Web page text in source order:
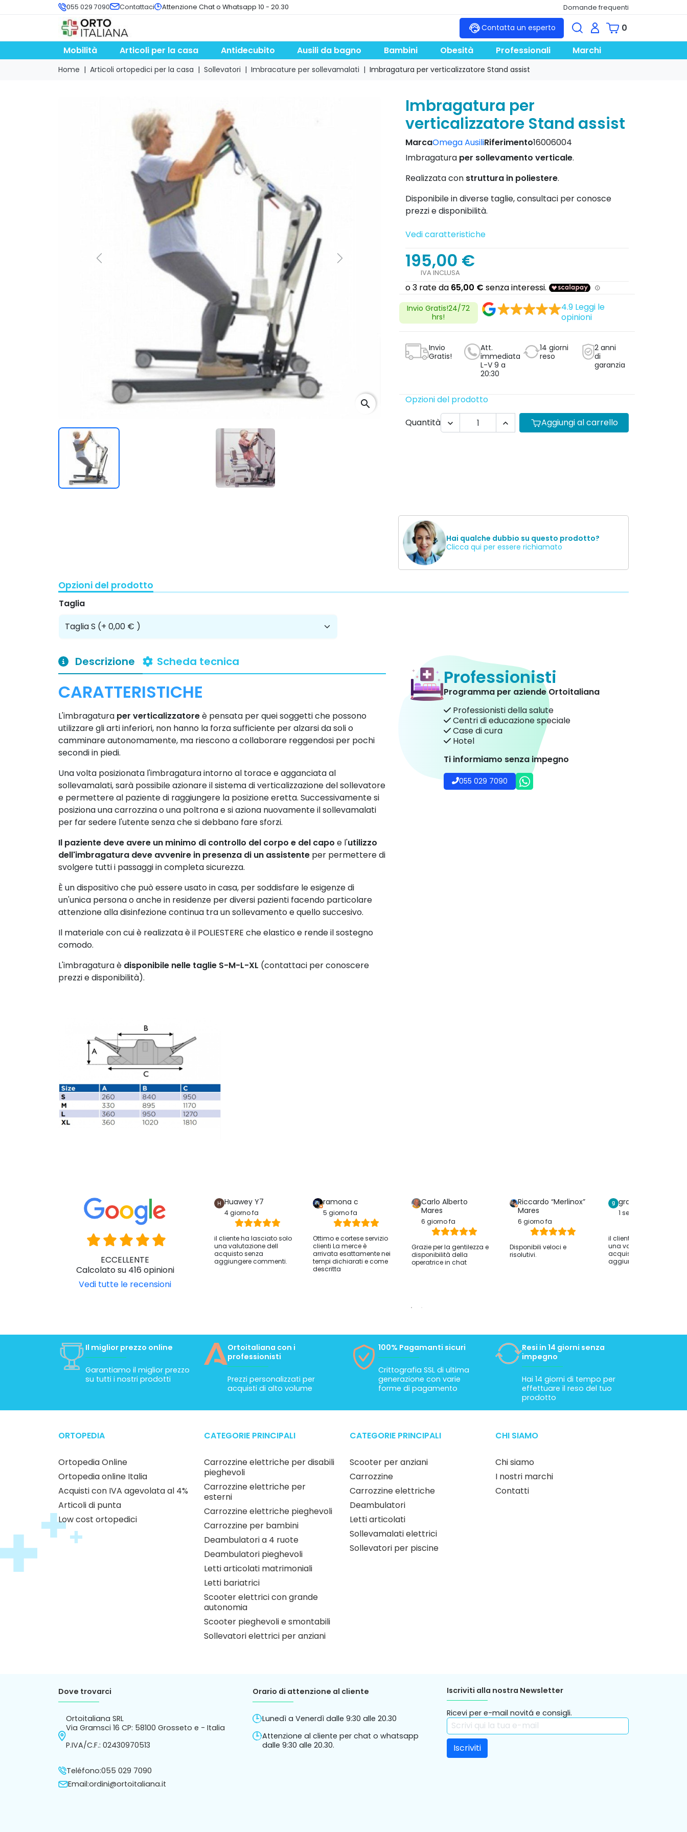
055 029 7090 Contattaci Attenzione Chat o Whatsapp 10 - 20.30 Domande frequenti
Contatta un esperto
0
Mobilità
Articoli per la casa Antidecubito Ausili da bagno Bambini Obesità Professionali Marchi
Home Articoli ortopedici per la casa Sollevatori Imbracature per sollevamalati Imbragatura per verticalizzatore Stand assist
Previous Next
search
Imbragatura per
verticalizzatore Stand assist
MarcaOmega AusiliRiferimento16006004
Imbragatura per sollevamento verticale.
Realizzata con struttura in poliestere.
Disponibile in diverse taglie, consultaci per conosce
prezzi e disponibilità.
Vedi caratteristiche
195,00 €
IVA INCLUSA
Invio Gratis!24/72
hrs!
4.9 Leggi le
opinioni
Invio
Gratis!
Att.
immediata
L-V 9 a
20:30
14 giorni
reso
2 anni
di
garanzia
Opzioni del prodotto
Quantità
  Aggiungi al carrello
Hai qualche dubbio su questo prodotto?
Clicca qui per essere richiamato
Opzioni del prodotto
Taglia
Professionisti
Programma per aziende Ortoitaliana
Professionisti della salute
Centri di educazione speciale
Case di cura
Hotel
Ti informiamo senza impegno
055 029 7090
Descrizione Scheda tecnica
CARATTERISTICHE
L'imbragatura per verticalizzatoreè pensata per quei soggetti che possono
utilizzare gli arti inferiori, non hanno la forza sufficiente per alzarsi da soli o
camminare autonomamente, ma riescono a collaborare reggendosi per pochi
secondi in piedi.
Una volta posizionata l'imbragatura intorno al torace e agganciata al
sollevamalati, sarà possibile azionare il sistema di verticalizzazione del sollevatore
e permettere al paziente di raggiungere la posizione eretta. Successivamente si
posiziona una carrozzina o una poltrona e si aziona nuovamente il sollevamalati
per far sedere l'utente senza che si debbano fare sforzi.
Il paziente deve avere un minimo di controllo del corpo e del capo e l'utilizzo
dell'imbragatura deve avvenire in presenza di un assistente per permettere di
svolgere tutti i passaggi in completa sicurezza.
È un dispositivo che può essere usato in casa, per soddisfare le esigenze di
un'unica persona o anche in residenze per diversi pazienti facendo particolare
attenzione alla disinfezione continua tra un sollevamento e quello succesivo.
Il materiale con cui è realizzata è il POLIESTERE che elastico e rende il sostegno
comodo.
L'imbragatura è disponibile nelle taglie S-M-L-XL (contattaci per conoscere
prezzi e disponibilità).
ECCELLENTE
Calcolato su 416 opinioni
Vedi tutte le recensioni
Huawey Y7
4 giorno fa
il cliente ha lasciato solo
una valutazione dell
acquisto senza
aggiungere commenti.
ramona c
5 giorno fa
Ottimo e cortese servizio
clienti La merce è
arrivata esattamente nei
tempi dichiarati e come
descritta
Carlo Alberto
Mares
6 giorno fa
Grazie per la gentilezza e
disponibilità della
operatrice in chat
Riccardo “Merlinox”
Mares
6 giorno fa
Disponibili veloci e
risolutivi.
graziella serreri
1 settimana fa
il cliente ha lasciato solo
una valutazione dell
acquisto senza
aggiungere commenti.
Il miglior prezzo online
Garantiamo il miglior prezzo
su tutti i nostri prodotti
Ortoitaliana con i
professionisti
Prezzi personalizzati per
acquisti di alto volume
100% Pagamanti sicuri
Crittografia SSL di ultima
generazione con varie
forme di pagamento
Resi in 14 giorni senza
impegno
Hai 14 giorni di tempo per
effettuare il reso del tuo
prodotto
ORTOPEDIA
Ortopedia Online
Ortopedia online Italia
Acquisti con IVA agevolata al 4%
Articoli di punta
Low cost ortopedici
CATEGORIE PRINCIPALI
Carrozzine elettriche per disabili
pieghevoli
Carrozzine elettriche per
esterni
Carrozzine elettriche pieghevoli
Carrozzine per bambini
Deambulatori a 4 ruote
Deambulatori pieghevoli
Letti articolati matrimoniali
Letti bariatrici
Scooter elettrici con grande
autonomia
Scooter pieghevoli e smontabili
Sollevatori elettrici per anziani
CATEGORIE PRINCIPALI
Scooter per anziani
Carrozzine
Carrozzine elettriche
Deambulatori
Letti articolati
Sollevamalati elettrici
Sollevatori per piscine
CHI SIAMO
Chi siamo
I nostri marchi
Contatti
Dove trovarci
Ortoitaliana SRL
Via Gramsci 16 CP: 58100 Grosseto e - Italia
P.IVA/C.F.: 02430970513
Teléfono:055 029 7090
Email:ordini@ortoitaliana.it
Orario di attenzione al cliente
Lunedì a Venerdì dalle 9:30 alle 20.30
Attenzione al cliente per chat o whatsapp
dalle 9:30 alle 20.30.
Iscriviti alla nostra Newsletter
Ricevi per e-mail novitá e consigli.